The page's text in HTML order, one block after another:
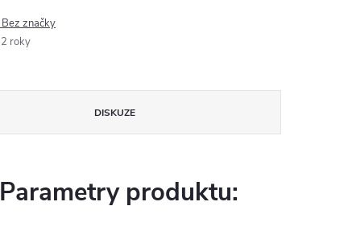
Bez značky
2 roky
DISKUZE
Parametry produktu: